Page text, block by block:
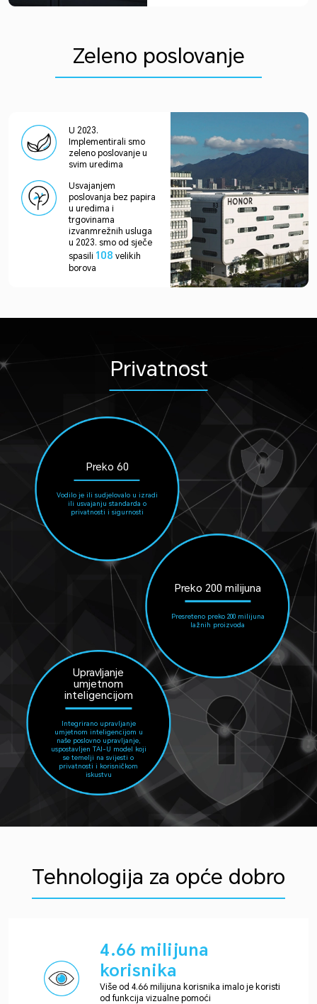
Zeleno poslovanje
U 2023.
Implementirali smo
zeleno poslovanje u
svim uredima
Usvajanjem
poslovanja bez papira
u uredima i
trgovinama
izvanmrežnih usluga
u 2023. smo od sječe
spasili 108 velikih
borova
Privatnost
Preko 60
Vodilo je ili sudjelovalo u izradi
ili usvajanju standarda o
privatnosti i sigurnosti
Preko 200 milijuna
Presreteno preko 200 milijuna
lažnih proizvoda
Upravljanje
umjetnom
inteligencijom
Integrirano upravljanje
umjetnom inteligencijom u
naše poslovno upravljanje,
uspostavljen TAI-U model koji
se temelji na svijesti o
privatnosti i korisničkom
iskustvu
Tehnologija za opće dobro
4.66 milijuna
korisnika
Više od 4.66 milijuna korisnika imalo je koristi
od funkcija vizualne pomoći